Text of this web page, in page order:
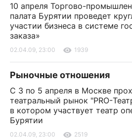
10 апреля Торгово-
палата Бурятии проведет
участии бизнеса в системе
заказа»
02.04.09, 23:00 1939
Рыночные отношения
С 3 по 5 апреля в Москве
театральный рынок "PRO-
в котором участвует театр
Бурятии
02.04.09, 23:00 2519